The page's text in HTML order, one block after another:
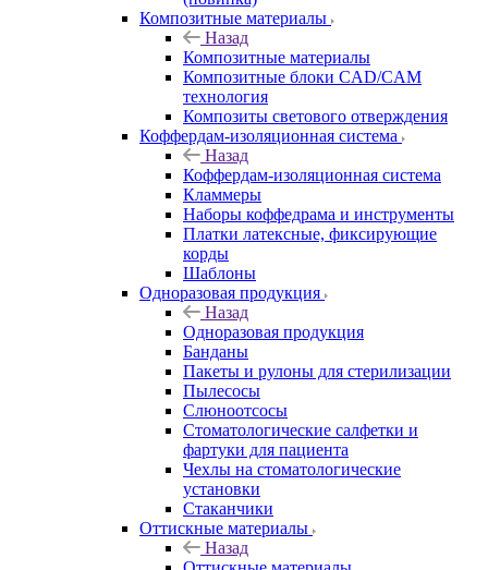
Композитные материалы
Назад
Композитные материалы
Композитные блоки CAD/СAM
технология
Композиты светового отверждения
Коффердам-изоляционная система
Назад
Коффердам-изоляционная система
Кламмеры
Наборы коффедрама и инструменты
Платки латексные, фиксирующие
корды
Шаблоны
Одноразовая продукция
Назад
Одноразовая продукция
Банданы
Пакеты и рулоны для стерилизации
Пылесосы
Слюноотсосы
Стоматологические салфетки и
фартуки для пациента
Чехлы на стоматологические
установки
Стаканчики
Оттискные материалы
Назад